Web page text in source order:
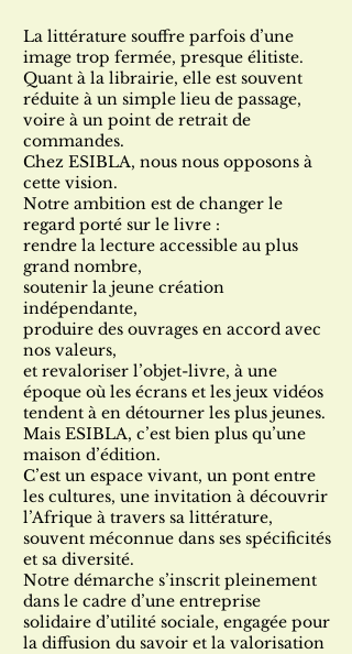
La littérature souffre parfois d’une
image trop fermée, presque élitiste.
Quant à la librairie, elle est souvent
réduite à un simple lieu de passage,
voire à un point de retrait de
commandes.
Chez ESIBLA, nous nous opposons à
cette vision.
Notre ambition est de changer le
regard porté sur le livre :
rendre la lecture accessible au plus
grand nombre,
soutenir la jeune création
indépendante,
produire des ouvrages en accord avec
nos valeurs,
et revaloriser l’objet-livre, à une
époque où les écrans et les jeux vidéos
tendent à en détourner les plus jeunes.
Mais ESIBLA, c’est bien plus qu’une
maison d’édition.
C’est un espace vivant, un pont entre
les cultures, une invitation à découvrir
l’Afrique à travers sa littérature,
souvent méconnue dans ses spécificités
et sa diversité.
Notre démarche s’inscrit pleinement
dans le cadre d’une entreprise
solidaire d’utilité sociale, engagée pour
la diffusion du savoir et la valorisation